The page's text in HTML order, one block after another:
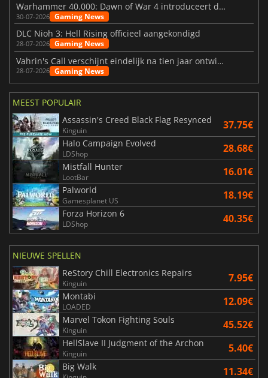
Warhammer 40.000: Dawn of War 4 introduceert de Necron-factie
30-07-2026 Gaming News
DLC Nioh 3: Hell Rising officieel aangekondigd
28-07-2026 Gaming News
Vahrin's Call verschijnt eindelijk na tien jaar ontwikkeling
28-07-2026 Gaming News
MEEST POPULAIR
Assassin's Creed Black Flag Resynced
Kinguin 37.75€
Halo Campaign Evolved
LDShop 28.68€
Mistfall Hunter
LootBar 16.01€
Palworld
Gamesplanet US 18.19€
Forza Horizon 6
LDShop 40.35€
NIEUWE SPELLEN
ReStory Chill Electronics Repairs
Kinguin 7.95€
Montabi
LOADED 12.09€
Marvel Tokon Fighting Souls
Kinguin 45.52€
HellSlave II Judgment of the Archon
Kinguin 5.40€
Big Walk 11.34€